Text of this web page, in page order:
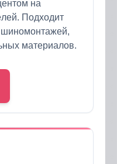
на
Подходит
материалов.